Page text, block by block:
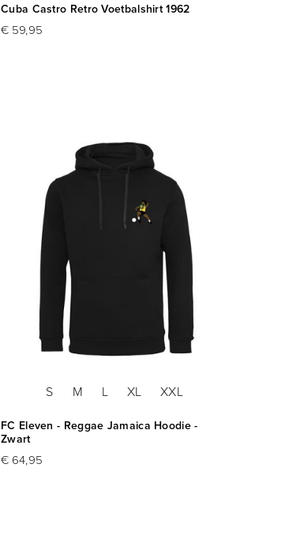
Cuba Castro Retro Voetbalshirt 1962
€ 59,95
S M L XL XXL
FC Eleven - Reggae Jamaica Hoodie -
Zwart
€ 64,95